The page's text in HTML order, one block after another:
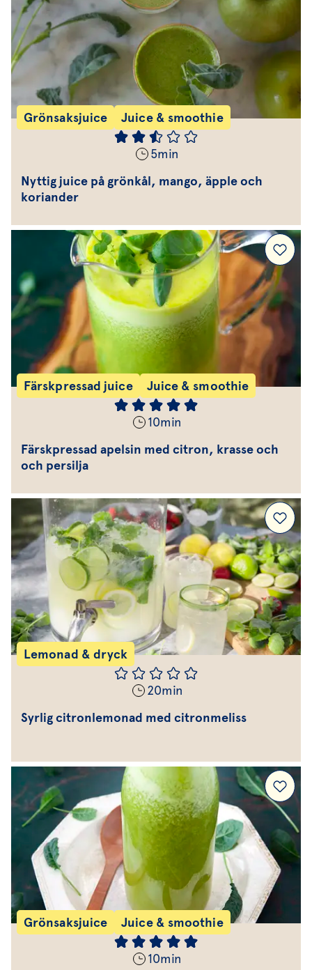
Grönsaksjuice Juice & smoothie
5min
Nyttig juice på grönkål, mango, äpple och
koriander
Färskpressad juice Juice & smoothie
10min
Färskpressad apelsin med citron, krasse och
och persilja
Lemonad & dryck
20min
Syrlig citronlemonad med citronmeliss
Grönsaksjuice Juice & smoothie
10min